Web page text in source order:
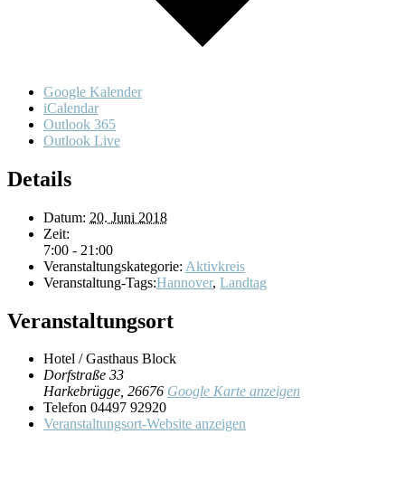
Google Kalender
iCalendar
Outlook 365
Outlook Live
Details
Datum: 20. Juni 2018
Zeit:
7:00 - 21:00
Veranstaltungskategorie: Aktivkreis
Veranstaltung-Tags:Hannover, Landtag
Veranstaltungsort
Hotel / Gasthaus Block
Dorfstraße 33
Harkebrügge, 26676 Google Karte anzeigen
Telefon 04497 92920
Veranstaltungsort-Website anzeigen